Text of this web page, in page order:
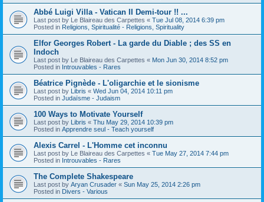
Abbé Luigi Villa - Vatican II Demi-tour !! ...
Last post by Le Blaireau des Carpettes « Tue Jul 08, 2014 6:39 pm
Posted in Religions, Spiritualité - Religions, Spirituality
Elfor Georges Robert - La garde du Diable ; des SS en
Indoch
Last post by Le Blaireau des Carpettes « Mon Jun 30, 2014 8:52 pm
Posted in Introuvables - Rares
Béatrice Pignède - L'oligarchie et le sionisme
Last post by Libris « Wed Jun 04, 2014 10:11 pm
Posted in Judaïsme - Judaism
100 Ways to Motivate Yourself
Last post by Libris « Thu May 29, 2014 10:39 pm
Posted in Apprendre seul - Teach yourself
Alexis Carrel - L'Homme cet inconnu
Last post by Le Blaireau des Carpettes « Tue May 27, 2014 7:44 pm
Posted in Introuvables - Rares
The Complete Shakespeare
Last post by Aryan Crusader « Sun May 25, 2014 2:26 pm
Posted in Divers - Various